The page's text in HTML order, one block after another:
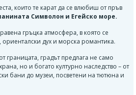
които те карат да се влюбиш от пръв
Символон и Егейско море.
гръцка атмосфера, в която се
ориенталски дух и морска романтика.
границата, градът предлага не само
но и богато културно наследство – от
бани до музеи, посветени на тютюна и